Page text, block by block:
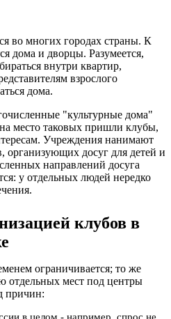
во многих городах страны. К
дома и дворцы. Разумеется,
внутри квартир,
взрослого
дома.
"культурные дома"
место таковых пришли клубы,
Учреждения нанимают
организующих досуг для детей и
направлений досуга
у отдельных людей нередко
клубов в
ограничивается; то же
отдельных мест под центры
причин: